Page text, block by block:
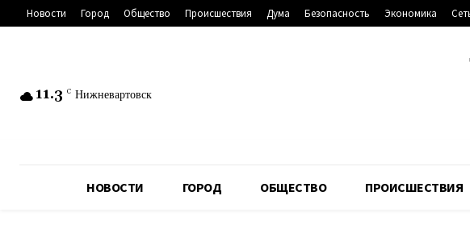
Новости Город Общество Происшествия Дума Безопасность Экономика
11.3 C Нижневартовск
НОВОСТИ ГОРОД ОБЩЕСТВО ПРОИСШЕСТВИЯ